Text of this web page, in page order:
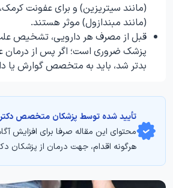
(مانند سیتریزین) و برای عفونت
(مانند مبندازول) موثر هستند.
قبل از مصرف هر دارویی، تشخیص
پزشک ضروری است؛ اگر پس از درمان
بدتر شد، باید به متخصص گوارش یا
تأیید‌‌‌‌‌‌‌ شده توسط پزشکان متخصص
محتوای این مقاله صرفا برای افزایش
هرگونه اقدام، جهت درمان از پزشکان